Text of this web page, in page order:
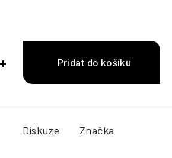
+
Diskuze Značka